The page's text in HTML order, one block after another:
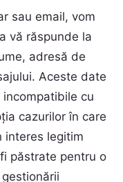
sau email, vom
vă răspunde la
adresă de
Aceste date
cu
cazurilor în care
interes legitim
păstrate pentru o